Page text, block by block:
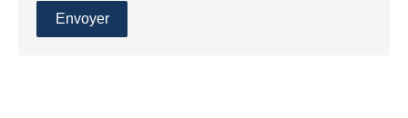
Envoyer